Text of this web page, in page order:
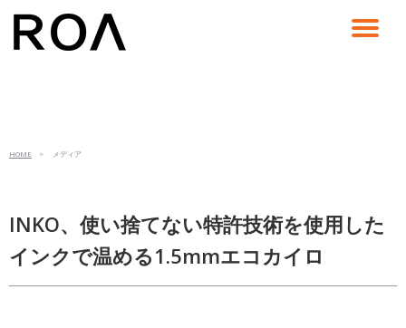
スHOME > メディア
INKO、使い捨てない特許技術を使用した
インクで温める1.5mmエコカイロ